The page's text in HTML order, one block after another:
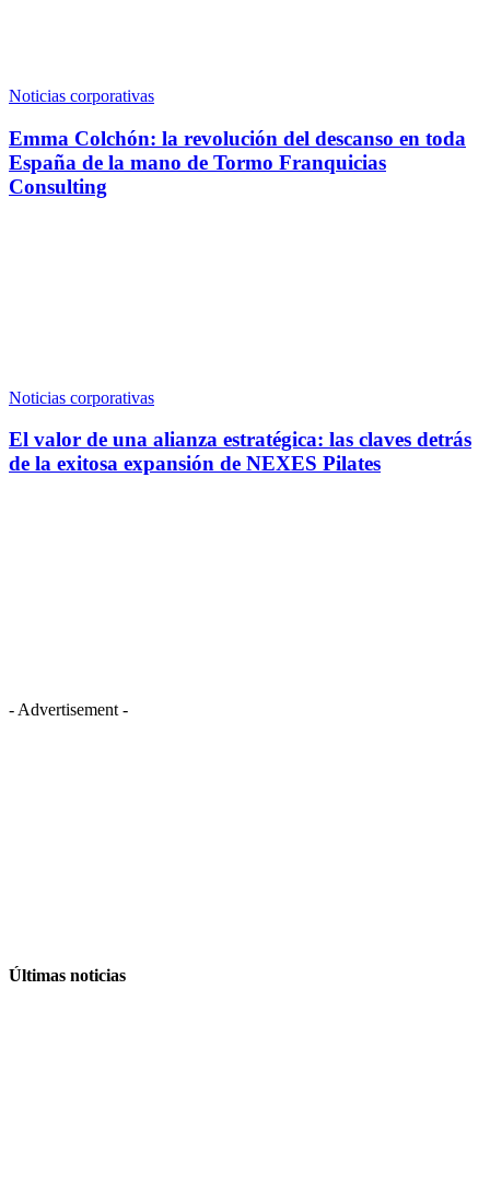
Noticias corporativas
Emma Colchón: la revolución del descanso en toda
España de la mano de Tormo Franquicias
Consulting
Noticias corporativas
El valor de una alianza estratégica: las claves detrás
de la exitosa expansión de NEXES Pilates
- Advertisement -
Últimas noticias